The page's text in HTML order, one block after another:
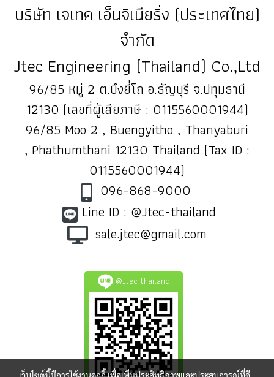
บริษัท เจเทค เอ็นจิเนียริ่ง (ประเทศไทย)
จำกัด
Jtec Engineering (Thailand) Co.,Ltd
96/85 หมู่ 2 ต.บึงยี่โถ อ.ธัญบุรี จ.ปทุมธานี
12130 (เลขที่ผู้เสียภาษี : 0115560001944)
96/85 Moo 2 , Buengyitho , Thanyaburi
, Phathumthani 12130 Thailand (Tax ID :
0115560001944)
096-868-9000
Line ID : @Jtec-thailand
sale.jtec@gmail.com
@Jtec-thailand